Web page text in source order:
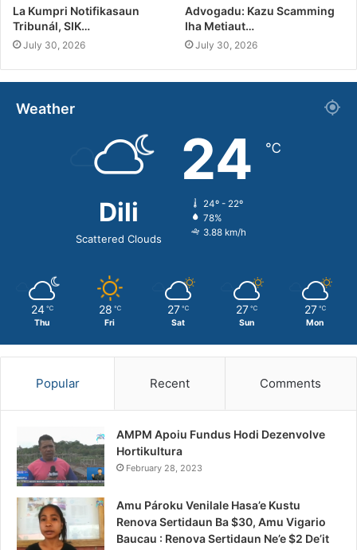
La Kumpri Notifikasaun
Tribunál, SIK…
July 30, 2026
Advogadu: Kazu Scamming
Iha Metiaut…
July 30, 2026
Weather
Dili
Scattered Clouds
24 ℃
24º - 22º
78%
3.88 km/h
24 ℃
Thu
28 ℃
Fri
27 ℃
Sat
27 ℃
Sun
27 ℃
Mon
Popular Recent Comments
AMPM Apoiu Fundus Hodi Dezenvolve
Hortikultura
February 28, 2023
Amu Pároku Venilale Hasa’e Kustu
Renova Sertidaun Ba $30, Amu Vigario
Baucau : Renova Sertidaun Ne’e $2 De’it